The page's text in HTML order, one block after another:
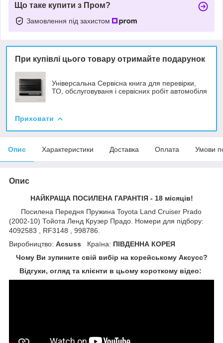
Що таке купити з Пром?
Замовлення під захистом
При купівлі цього товару отримайте подарунок
Універсальна Сервісна книга для перевірки,
ТО, обслуговуваня і сервісних робіт автомобіля
Приховати
Опис Характеристики Доставка Оплата Умови
Опис
НАЙКРАЩА ПОСИЛЕНА ГАРАНТІЯ - 18 місяців!
Посилена Передня Пружина Toyota Land Cruiser Prado
(2002-10) Тойота Ленд Крузер Прадо. Номери для підбору:
4092583 , RF3148 , 998786.
Виробництво: Acsuss Країна: ПІВДЕННА КОРЕЯ
Чому Ви зупините свій вибір на корейському Аксусс?
Відгуки, огляд та клієнти в цьому короткому відео: